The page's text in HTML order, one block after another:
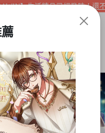
】生活精品已經登陸！還不快